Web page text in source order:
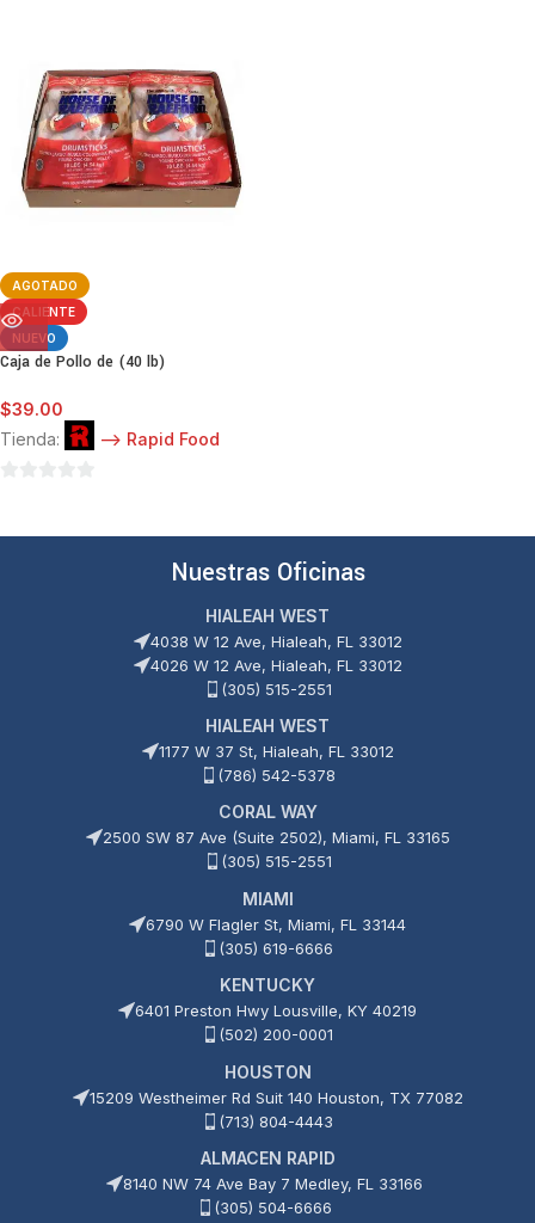
AGOTADO
CALIENTE
NUEVO
Caja de Pollo de (40 lb)
$39.00
Tienda:
--> Rapid Food
Nuestras Oficinas
HIALEAH WEST
4038 W 12 Ave, Hialeah, FL 33012
4026 W 12 Ave, Hialeah, FL 33012
(305) 515-2551
HIALEAH WEST
1177 W 37 St, Hialeah, FL 33012
(786) 542-5378
CORAL WAY
2500 SW 87 Ave (Suite 2502), Miami, FL 33165
(305) 515-2551
MIAMI
6790 W Flagler St, Miami, FL 33144
(305) 619-6666
KENTUCKY
6401 Preston Hwy Lousville, KY 40219
(502) 200-0001
HOUSTON
15209 Westheimer Rd Suit 140 Houston, TX 77082
(713) 804-4443
ALMACEN RAPID
8140 NW 74 Ave Bay 7 Medley, FL 33166
(305) 504-6666